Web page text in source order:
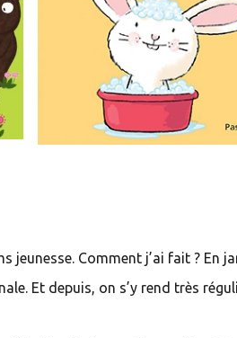
jeunesse. Comment j’ai fait ? En
Et depuis, on s’y rend très